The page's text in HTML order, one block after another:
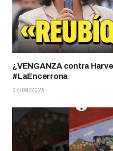
¿VENGANZA contra
#LaEncerrona
07/08/2026